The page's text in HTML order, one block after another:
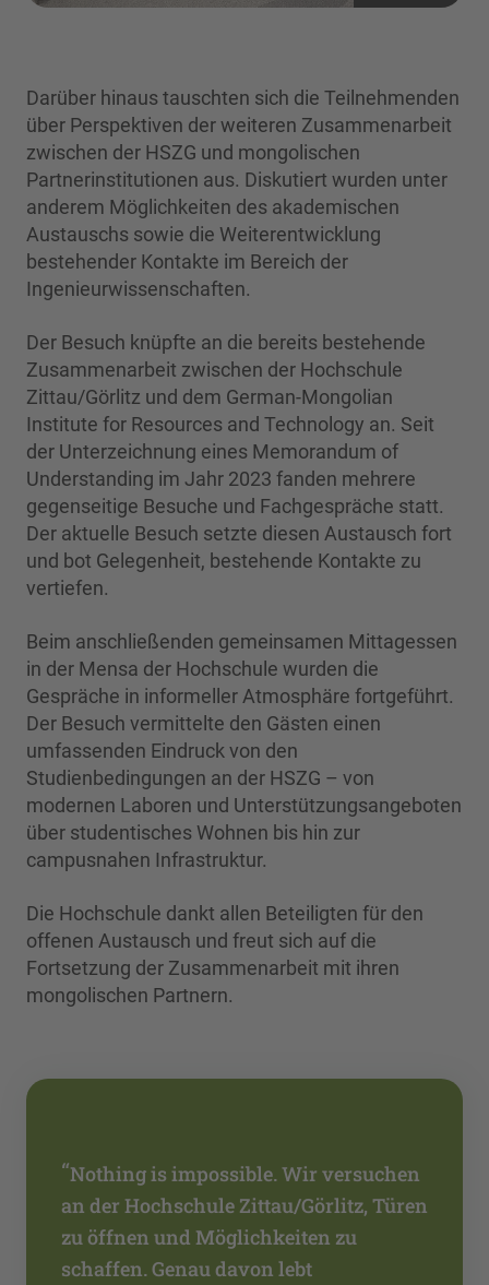
Darüber hinaus tauschten sich die Teilnehmenden
über Perspektiven der weiteren Zusammenarbeit
zwischen der HSZG und mongolischen
Partnerinstitutionen aus. Diskutiert wurden unter
anderem Möglichkeiten des akademischen
Austauschs sowie die Weiterentwicklung
bestehender Kontakte im Bereich der
Ingenieurwissenschaften.
Der Besuch knüpfte an die bereits bestehende
Zusammenarbeit zwischen der Hochschule
Zittau/Görlitz und dem German-Mongolian
Institute for Resources and Technology an. Seit
der Unterzeichnung eines Memorandum of
Understanding im Jahr 2023 fanden mehrere
gegenseitige Besuche und Fachgespräche statt.
Der aktuelle Besuch setzte diesen Austausch fort
und bot Gelegenheit, bestehende Kontakte zu
vertiefen.
Beim anschließenden gemeinsamen Mittagessen
in der Mensa der Hochschule wurden die
Gespräche in informeller Atmosphäre fortgeführt.
Der Besuch vermittelte den Gästen einen
umfassenden Eindruck von den
Studienbedingungen an der HSZG – von
modernen Laboren und Unterstützungsangeboten
über studentisches Wohnen bis hin zur
campusnahen Infrastruktur.
Die Hochschule dankt allen Beteiligten für den
offenen Austausch und freut sich auf die
Fortsetzung der Zusammenarbeit mit ihren
mongolischen Partnern.
“Nothing is impossible. Wir versuchen
an der Hochschule Zittau/Görlitz, Türen
zu öffnen und Möglichkeiten zu
schaffen. Genau davon lebt